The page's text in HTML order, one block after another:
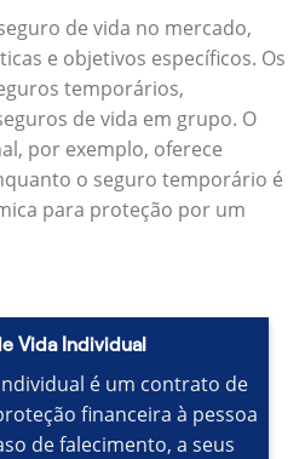
de vida no mercado,
e objetivos específicos. Os
temporários,
de vida em grupo. O
por exemplo, oferece
o seguro temporário é
para proteção por um
Vida Individual
é um contrato de
financeira à pessoa
de falecimento, a seus